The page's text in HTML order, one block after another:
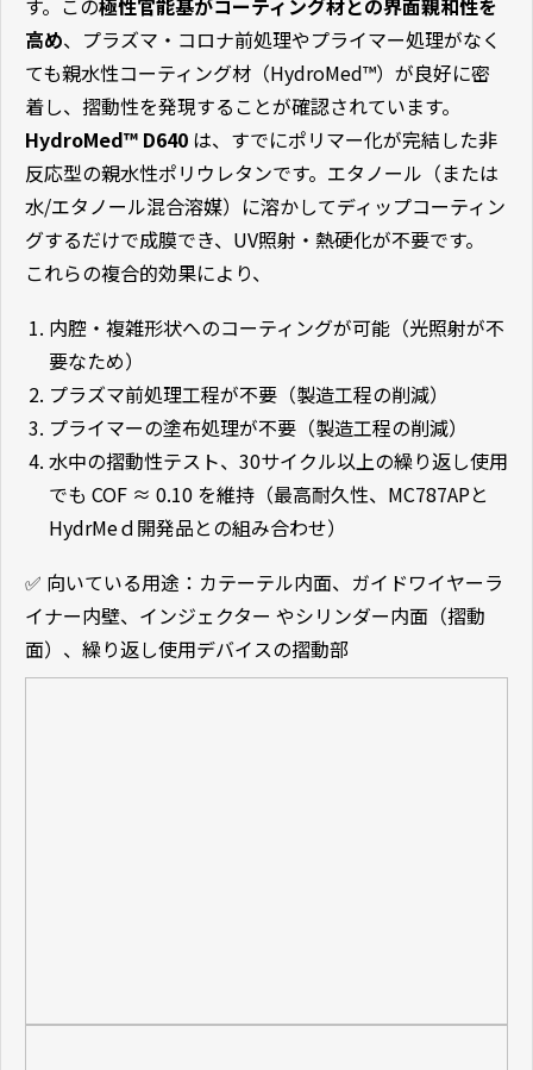
す。この極性官能基がコーティング材との界面親和性を
高め、プラズマ・コロナ前処理やプライマー処理がなく
ても親水性コーティング材（HydroMed™）が良好に密
着し、摺動性を発現することが確認されています。
HydroMed™ D640 は、すでにポリマー化が完結した非
反応型の親水性ポリウレタンです。エタノール（または
水/エタノール混合溶媒）に溶かしてディップコーティン
グするだけで成膜でき、UV照射・熱硬化が不要です。
これらの複合的効果により、
内腔・複雑形状へのコーティングが可能（光照射が不
要なため）
プラズマ前処理工程が不要（製造工程の削減）
プライマーの塗布処理が不要（製造工程の削減）
水中の摺動性テスト、30サイクル以上の繰り返し使用
でも COF ≈ 0.10 を維持（最高耐久性、MC787APと
HydrMeｄ開発品との組み合わせ）
✅ 向いている用途：カテーテル内面、ガイドワイヤーラ
イナー内壁、インジェクター やシリンダー内面（摺動
面）、繰り返し使用デバイスの摺動部